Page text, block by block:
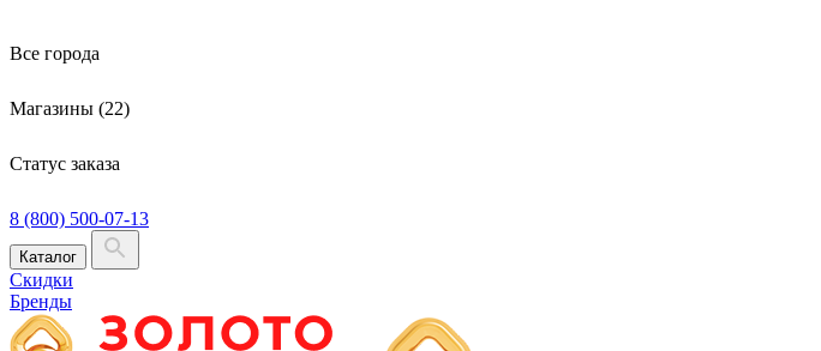
Все города
Магазины (22)
Статус заказа
8 (800) 500-07-13
Каталог
Скидки
Бренды